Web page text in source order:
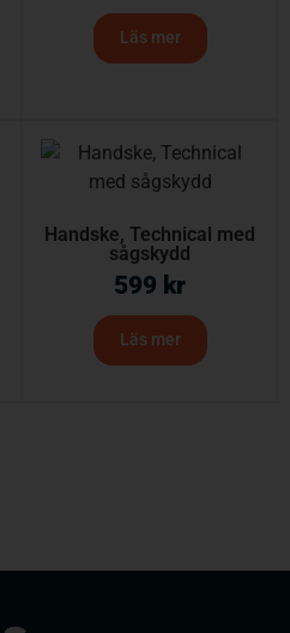
Läs mer
Handske, Technical med
sågskydd
599 kr
Läs mer